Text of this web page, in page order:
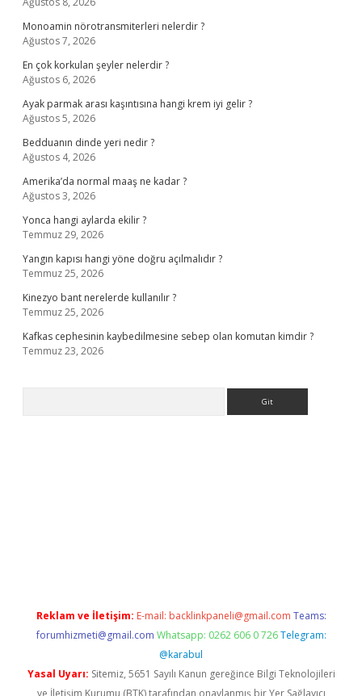
Monoamin nörotransmiterleri nelerdir ?
Ağustos 7, 2026
En çok korkulan şeyler nelerdir ?
Ağustos 6, 2026
Ayak parmak arası kaşıntısına hangi krem iyi gelir ?
Ağustos 5, 2026
Bedduanın dinde yeri nedir ?
Ağustos 4, 2026
Amerika’da normal maaş ne kadar ?
Ağustos 3, 2026
Yonca hangi aylarda ekilir ?
Temmuz 29, 2026
Yangın kapısı hangi yöne doğru açılmalıdır ?
Temmuz 25, 2026
Kinezyo bant nerelerde kullanılır ?
Temmuz 25, 2026
Kafkas cephesinin kaybedilmesine sebep olan komutan kimdir ?
Temmuz 23, 2026
Reklam ve İletişim: E-mail: backlinkpaneli@gmail.com Teams:
forumhizmeti@gmail.com Whatsapp: 0262 606 0 726 Telegram:
@karabul
Yasal Uyarı: Sitemiz, 5651 Sayılı Kanun gereğince Bilgi Teknolojileri
ve İletişim Kurumu (BTK) tarafından onaylanmış bir Yer Sağlayıcı